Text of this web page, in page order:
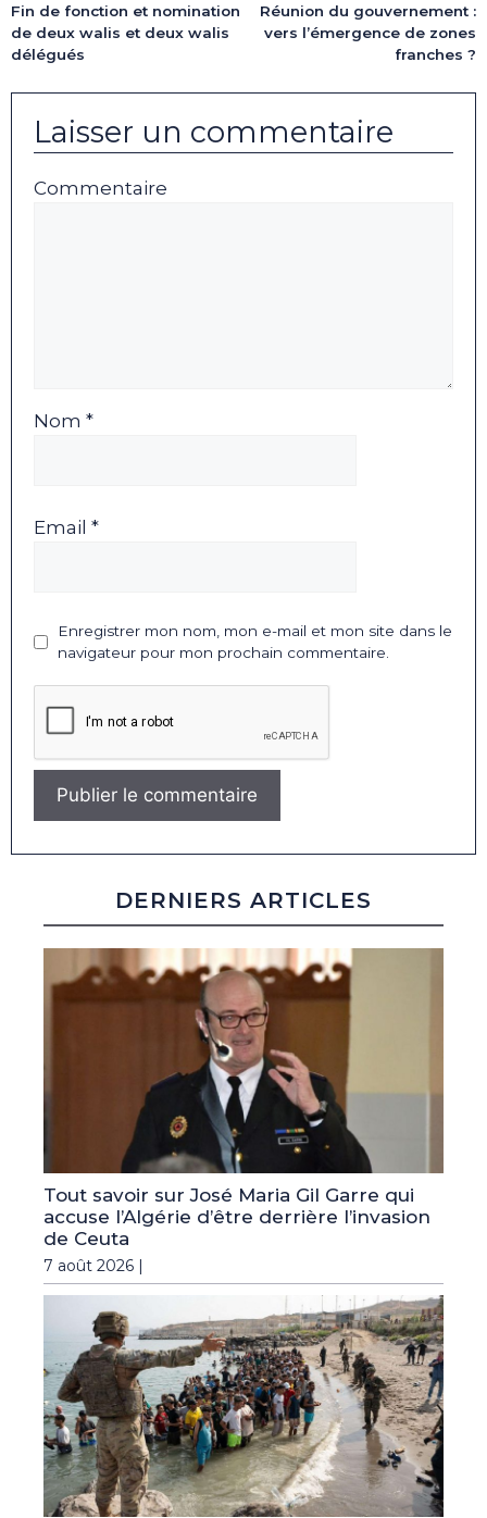
Fin de fonction et nomination
de deux walis et deux walis
délégués
Réunion du gouvernement :
vers l’émergence de zones
franches ?
Laisser un commentaire
Commentaire
Nom *
Email *
Enregistrer mon nom, mon e-mail et mon site dans le
navigateur pour mon prochain commentaire.
DERNIERS ARTICLES
Tout savoir sur José Maria Gil Garre qui
accuse l’Algérie d’être derrière l’invasion
de Ceuta
7 août 2026 |